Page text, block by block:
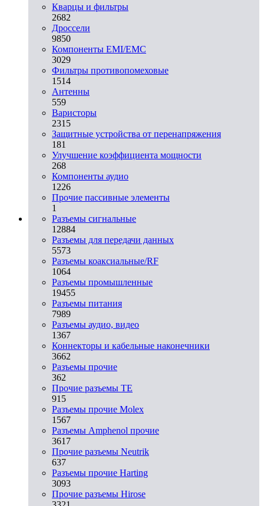
Кварцы и фильтры
2682
Дроссели
9850
Компоненты EMI/EMC
3029
Фильтры противопомеховые
1514
Антенны
559
Варисторы
2315
Защитные устройства от перенапряжения
181
Улучшение коэффициента мощности
268
Компоненты аудио
1226
Прочие пассивные элементы
1
Разъeмы сигнальные
12884
Разъeмы для передачи данных
5573
Разъeмы коаксиальные/RF
1064
Разъeмы промышленные
19455
Разъeмы питания
7989
Разъeмы аудио, видео
1367
Коннекторы и кабельные наконечники
3662
Разъeмы прочие
362
Прочие разъемы TE
915
Разъемы прочие Molex
1567
Разъемы Amphenol прочие
3617
Прочие разъемы Neutrik
637
Разъемы прочие Harting
3093
Прочие разъемы Hirose